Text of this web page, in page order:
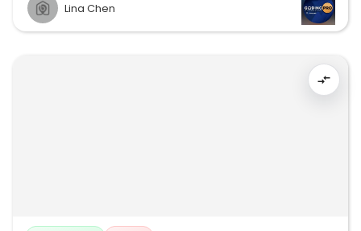
Lina Chen